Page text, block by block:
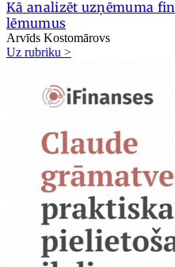
Kā analizēt uzņēmuma
lēmumus
Arvīds Kostomārovs
Uz rubriku >